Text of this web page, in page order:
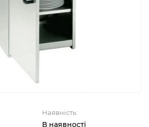
Наявність:
В наявності